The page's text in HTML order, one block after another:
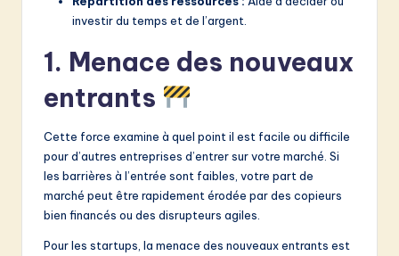
investir du temps et de l’argent.
1. Menace des nouveaux
entrants
Cette force examine à quel point il est facile ou difficile
pour d’autres entreprises d’entrer sur votre marché. Si
les barrières à l’entrée sont faibles, votre part de
marché peut être rapidement érodée par des copieurs
bien financés ou des disrupteurs agiles.
Pour les startups, la menace des nouveaux entrants est